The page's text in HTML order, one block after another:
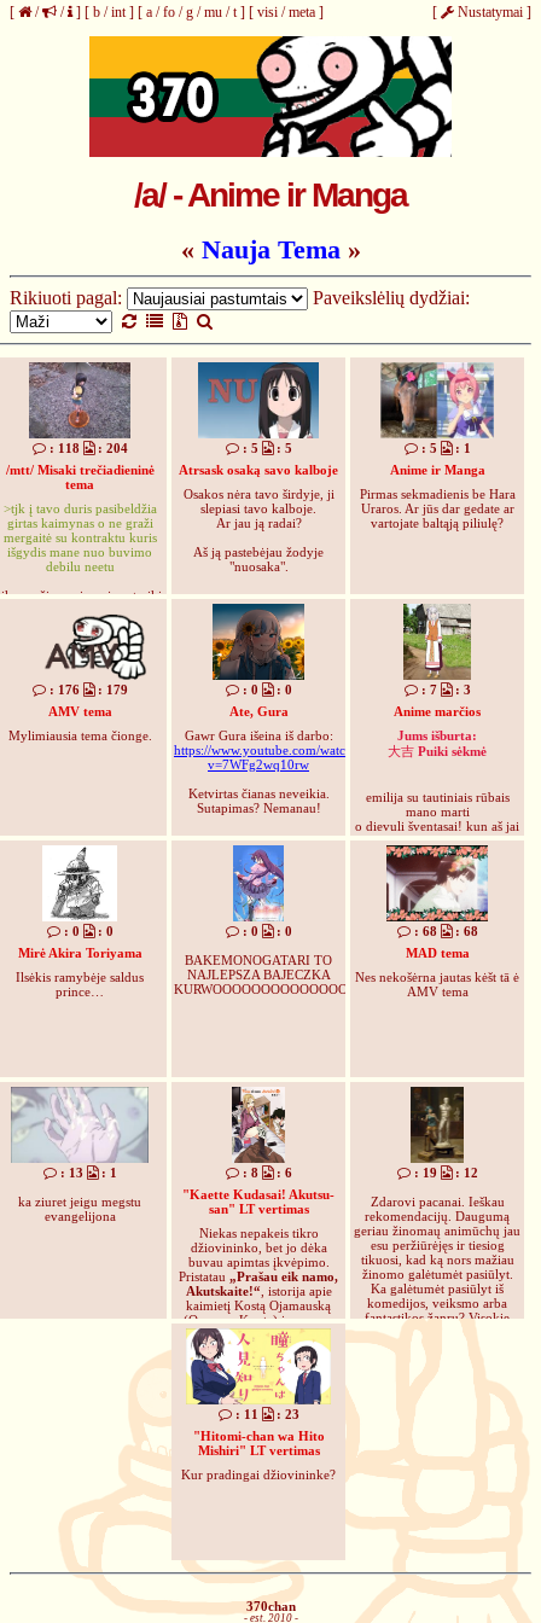
[ / / ] [ b /int] [ a /fo /g /mu /t] [ visi /meta ] [ Nustatymai ]
/a/ - Anime ir Manga
« Nauja Tema»
Rikiuoti pagal: Paveikslėlių dydžiai:
: 118
: 204
/mtt/ Misaki trečiadieninė
tema
>tjk į tavo duris pasibeldžia
girtas kaimynas o ne graži
mergaitė su kontraktu kuris
išgydis mane nuo buvimo
debilu neetu
mažiau nei pusė metų iki
gimtadienio !!!
: 5
: 5
Atrsask osaką savo kalboje
Osakos nėra tavo širdyje, ji
slepiasi tavo kalboje.
Ar jau ją radai?
Aš ją pastebėjau žodyje
"nuosaka".
: 5
: 1
Anime ir Manga
Pirmas sekmadienis be Hara
Uraros. Ar jūs dar gedate ar
vartojate baltąją piliulę?
: 176
: 179
AMV tema
Mylimiausia tema čionge.
: 0
: 0
Ate, Gura
Gawr Gura išeina iš darbo:
https://www.youtube.com/watch?
v=7WFg2wq10rw
Ketvirtas čianas neveikia.
Sutapimas? Nemanau!
: 7
: 3
Anime marčios
Jums išburta:
大吉 Puiki sėkmė
emilija su tautiniais rūbais
mano marti
o dievuli šventasai! kun aš jai
padaryčiau...
aš nuoru numauti anai
klumpes, iškaštavuot
kiekvieną tarpupirštį,
aš nuoru susikibt už parankiu,
rokoutis iki rytmeti...
aš nuoru paveizėt po anuos
sijuoną ir susilaukt vaikų
milijuoną!
emilija... kap nuorėčiau tavi
truopne pamilieti!!
: 0
: 0
Mirė Akira Toriyama
Ilsėkis ramybėje saldus
prince…
: 0
: 0
BAKEMONOGATARI TO
NAJLEPSZA BAJECZKA
KURWOOOOOOOOOOOOOOOOO
: 68
: 68
MAD tema
Nes nekošėrna jautas kėšt tā ė
AMV tema
: 13
: 1
ka ziuret jeigu megstu
evangelijona
: 8
: 6
"Kaette Kudasai! Akutsu-
san" LT vertimas
Niekas nepakeis tikro
džiovininko, bet jo dėka
buvau apimtas įkvėpimo.
Pristatau „Prašau eik namo,
Akutskaite!“ , istorija apie
kaimietį Kostą Ojamauską
(Ooyama Kouta) ir marozę
Rikantę Akutskaitę (Akutsu
Riko) bei jų neįprastą
tarpusavio draugystę.
: 19
: 12
Zdarovi pacanai. Ieškau
rekomendacijų. Daugumą
geriau žinomaų animūchų jau
esu peržiūrėjęs ir tiesiog
tikuosi, kad ką nors mažiau
žinomo galėtumėt pasiūlyt.
Ka galėtumėt pasiūlyt iš
komedijos, veiksmo arba
fantastikos žanrų? Visokie
nuvalkioti meta subžanrai
kaip isekajai arba eilinį kartą
nepilnamečių mergaičių
prikimšti šou nedomina.
: 11
: 23
"Hitomi-chan wa Hito
Mishiri" LT vertimas
Kur pradingai džiovininke?
370chan
- est. 2010 -